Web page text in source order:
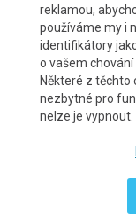
reklamou,
používáme my i
identifikátory
o vašem chování
Některé z těchto
nezbytné pro
nelze je vypnout.